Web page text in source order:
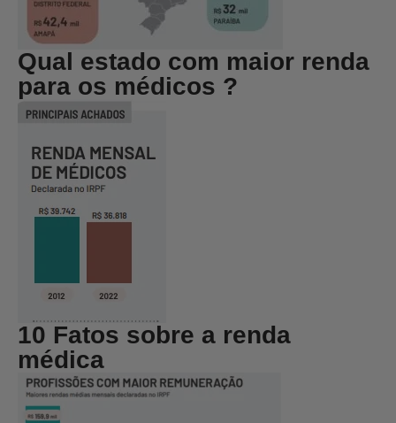
Qual estado com maior renda
para os médicos ?
10 Fatos sobre a renda
médica